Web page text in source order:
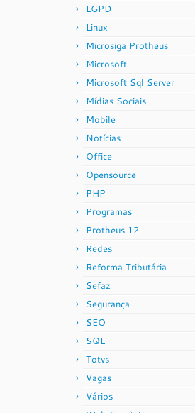
LGPD
Linux
Microsiga Protheus
Microsoft
Microsoft Sql Server
Mídias Sociais
Mobile
Notícias
Office
Opensource
PHP
Programas
Protheus 12
Redes
Reforma Tributária
Sefaz
Segurança
SEO
SQL
Totvs
Vagas
Vários